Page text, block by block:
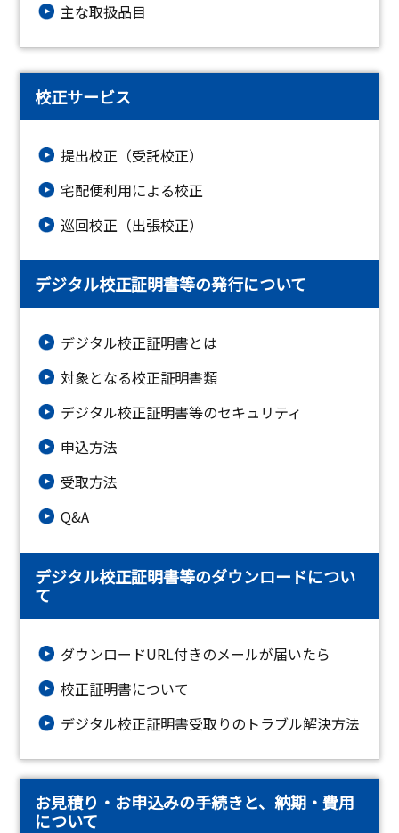
主な取扱品目
校正サービス
提出校正（受託校正）
宅配便利用による校正
巡回校正（出張校正）
デジタル校正証明書等の発行について
デジタル校正証明書とは
対象となる校正証明書類
デジタル校正証明書等のセキュリティ
申込方法
受取方法
Q&A
デジタル校正証明書等のダウンロードについ
て
ダウンロードURL付きのメールが届いたら
校正証明書について
デジタル校正証明書受取りのトラブル解決方法
お見積り・お申込みの手続きと、納期・費用
について